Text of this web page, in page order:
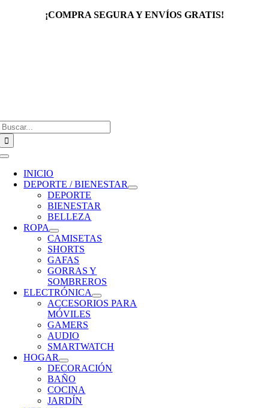
¡COMPRA SEGURA Y ENVÍOS GRATIS!
Toggle
Navigation
INICIO
DEPORTE / BIENESTAR
DEPORTE
BIENESTAR
BELLEZA
ROPA
CAMISETAS
SHORTS
GAFAS
GORRAS Y
SOMBREROS
ELECTRÓNICA
ACCESORIOS PARA
MÓVILES
GAMERS
AUDIO
SMARTWATCH
HOGAR
DECORACIÓN
BAÑO
COCINA
JARDÍN